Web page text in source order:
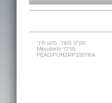
מק"ט מוצר: מזגן מיני
מרכזי Mitsubishi
PEAD/PUHZRP100YKA